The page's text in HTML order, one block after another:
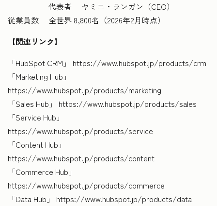
代表者 ヤミニ・ランガン（CEO）
従業員数 全世界 8,800名（2026年2月時点）
【関連リンク】
「HubSpot CRM」 https://www.hubspot.jp/products/crm
「Marketing Hub」
https://www.hubspot.jp/products/marketing
「Sales Hub」 https://www.hubspot.jp/products/sales
「Service Hub」
https://www.hubspot.jp/products/service
「Content Hub」
https://www.hubspot.jp/products/content
「Commerce Hub」
https://www.hubspot.jp/products/commerce
「Data Hub」 https://www.hubspot.jp/products/data